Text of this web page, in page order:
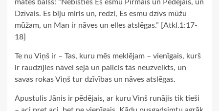
mātes balss: “Nebīsties Es esmu Pirmais un Pēdējais, un
Dzīvais. Es biju miris un, redzi, Es esmu dzīvs mūžu
mūžam, un Man ir nāves un elles atslēgas.” [Atkl.1:17-
18]
Te nu Viņš ir – Tas, kuru mēs meklējam – vienīgais, kurš
ir raudzījies nāvei sejā un palicis tās neuzveikts, un
savas rokas Viņš tur dzīvības un nāves atslēgas.
Apustulis Jānis ir pēdējais, ar kuru Viņš runājis tik tieši